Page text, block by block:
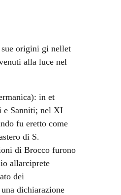
origini gi nellet
alla luce nel
in et
e Sanniti; nel XI
fu eretto come
di S.
di Brocco furono
allarciprete
dei
dichiarazione